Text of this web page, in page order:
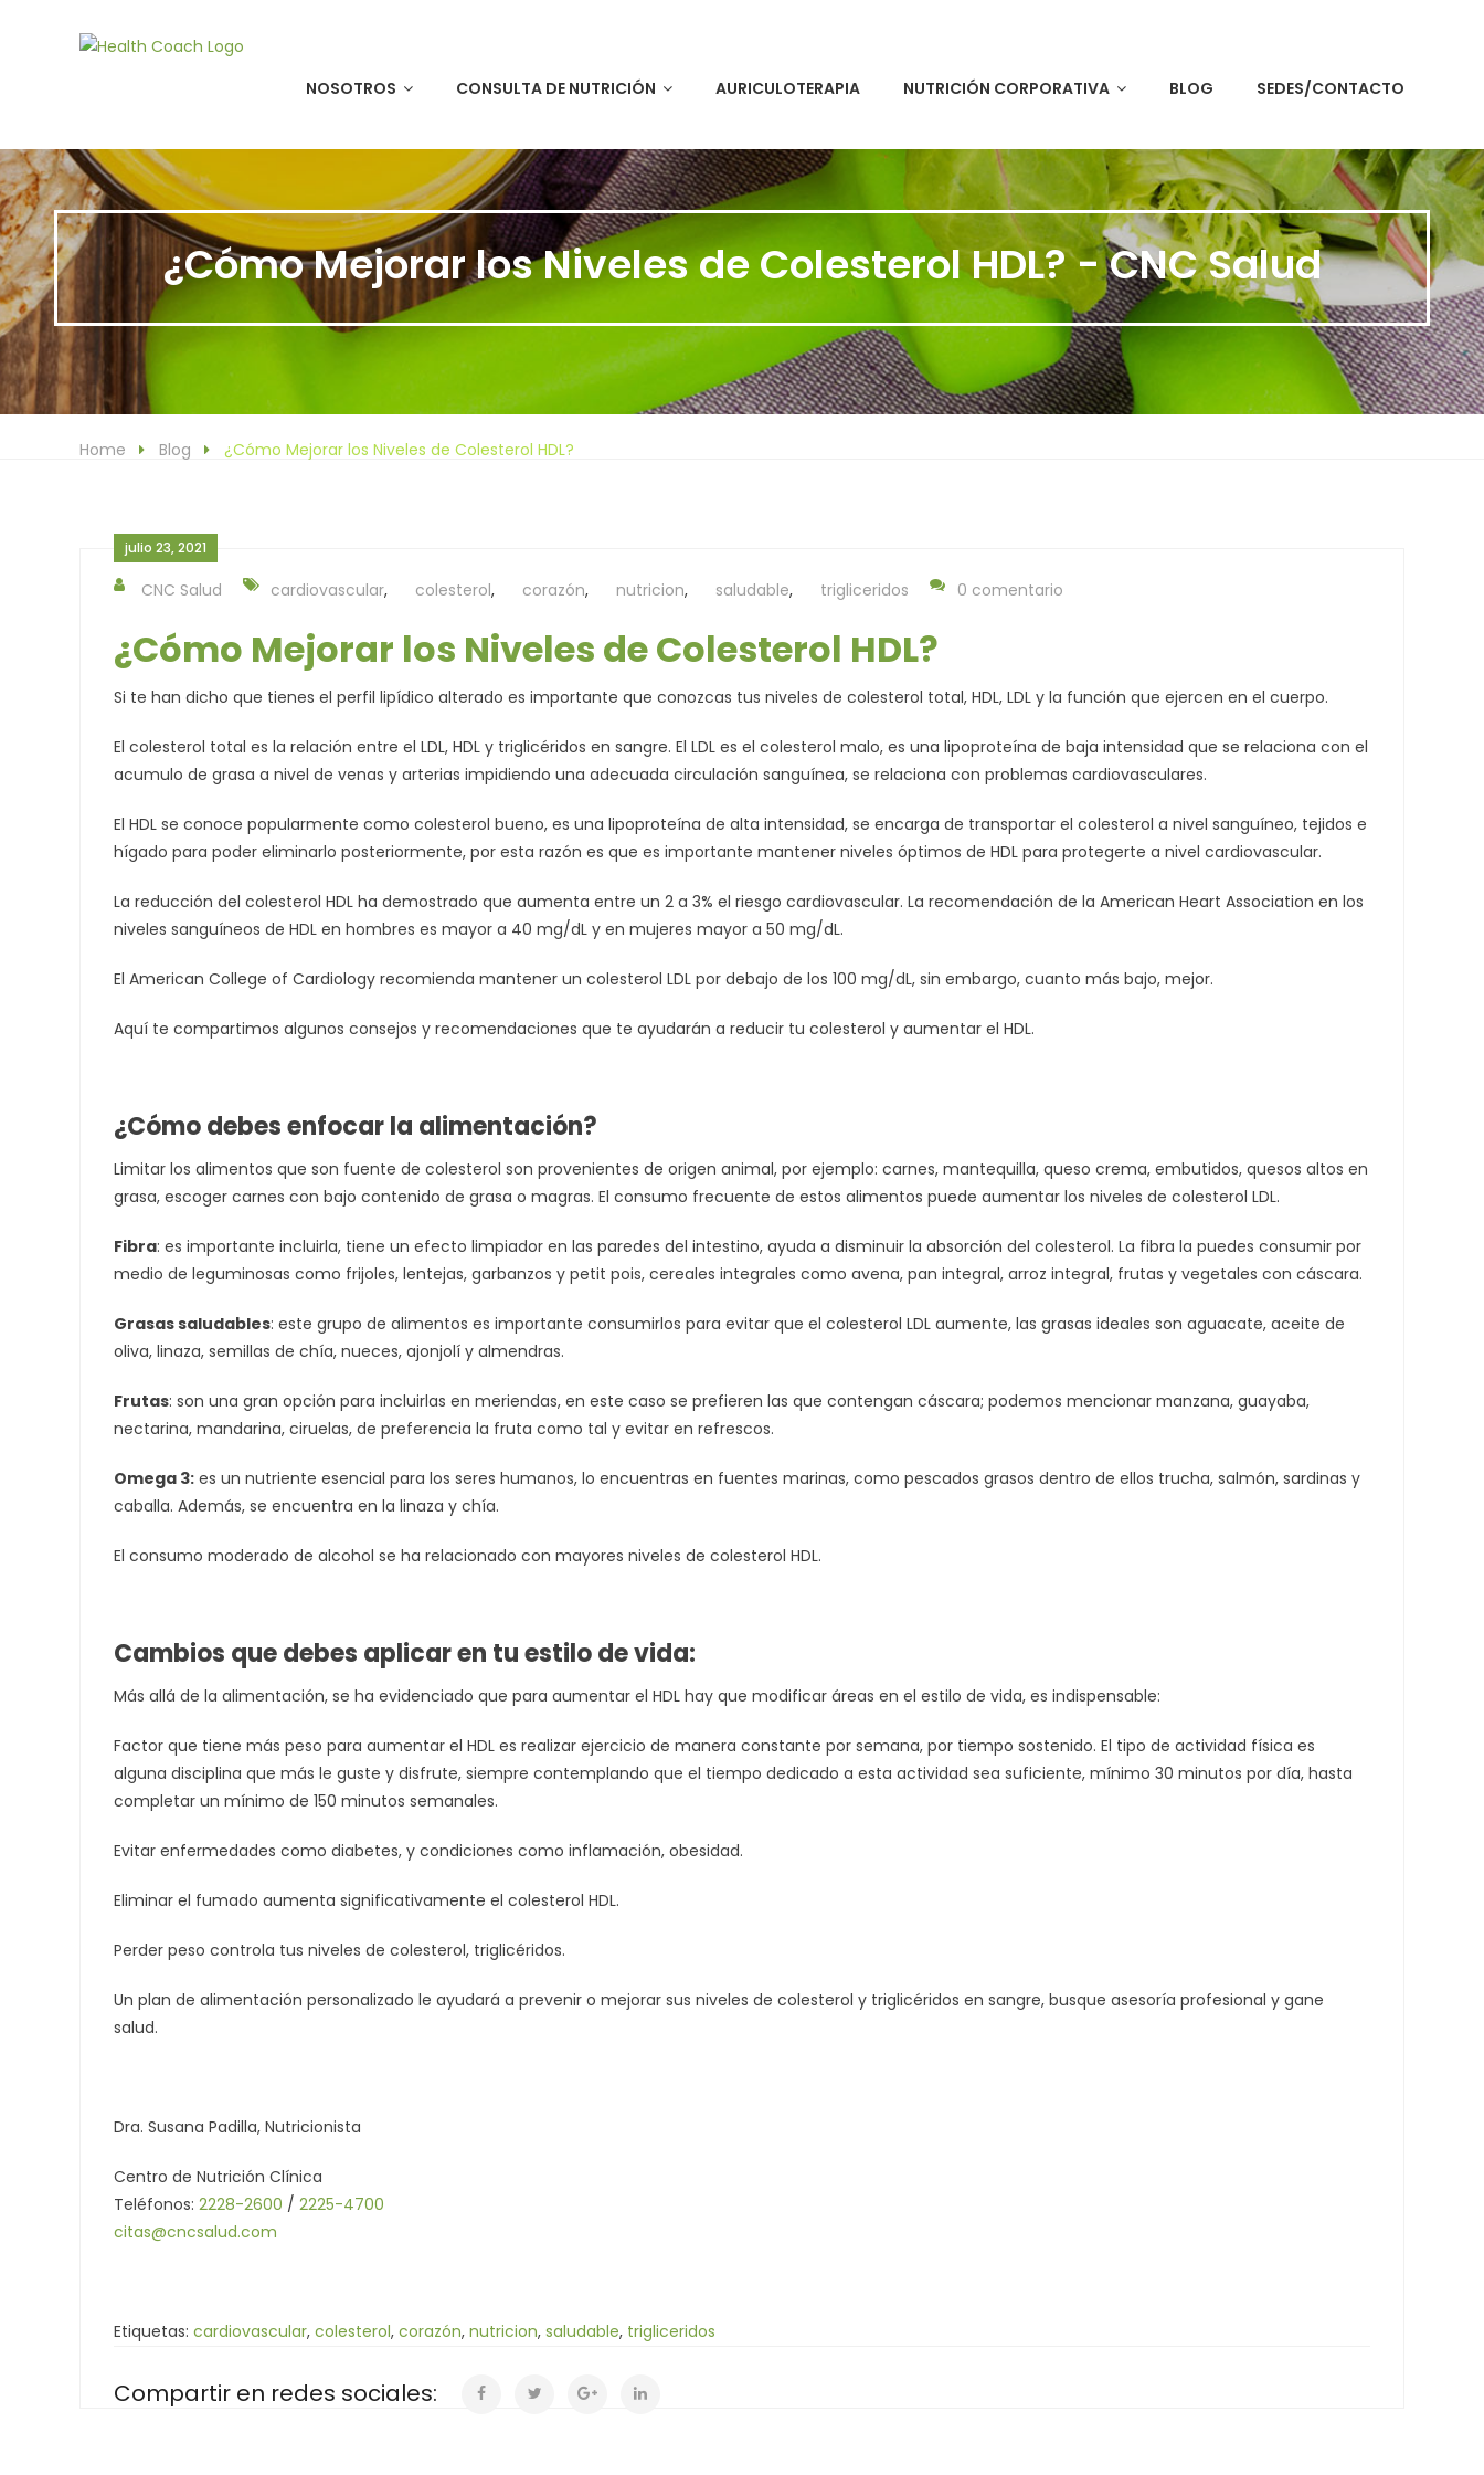
+506 4001-7666/+506 6448-5571
NOSOTROS CONSULTA DE NUTRICIÓN AURICULOTERAPIA NUTRICIÓN CORPORATIVA BLOG SEDES/CONTACTO
¿Cómo Mejorar los Niveles de Colesterol HDL? - CNC Salud
Home Blog ¿Cómo Mejorar los Niveles de Colesterol HDL?
julio 23, 2021
CNC Salud cardiovascular, colesterol, corazón, nutricion, saludable, trigliceridos 0 comentario
¿Cómo Mejorar los Niveles de Colesterol HDL?
Si te han dicho que tienes el perfil lipídico alterado es importante que conozcas tus niveles de colesterol total, HDL, LDL y la función que ejercen en el cuerpo.
El colesterol total es la relación entre el LDL, HDL y triglicéridos en sangre. El LDL es el colesterol malo, es una lipoproteína de baja intensidad que se relaciona con el
acumulo de grasa a nivel de venas y arterias impidiendo una adecuada circulación sanguínea, se relaciona con problemas cardiovasculares.
El HDL se conoce popularmente como colesterol bueno, es una lipoproteína de alta intensidad, se encarga de transportar el colesterol a nivel sanguíneo, tejidos e
hígado para poder eliminarlo posteriormente, por esta razón es que es importante mantener niveles óptimos de HDL para protegerte a nivel cardiovascular.
La reducción del colesterol HDL ha demostrado que aumenta entre un 2 a 3% el riesgo cardiovascular. La recomendación de la American Heart Association en los
niveles sanguíneos de HDL en hombres es mayor a 40 mg/dL y en mujeres mayor a 50 mg/dL.
El American College of Cardiology recomienda mantener un colesterol LDL por debajo de los 100 mg/dL, sin embargo, cuanto más bajo, mejor.
Aquí te compartimos algunos consejos y recomendaciones que te ayudarán a reducir tu colesterol y aumentar el HDL.
¿Cómo debes enfocar la alimentación?
Limitar los alimentos que son fuente de colesterol son provenientes de origen animal, por ejemplo: carnes, mantequilla, queso crema, embutidos, quesos altos en
grasa, escoger carnes con bajo contenido de grasa o magras. El consumo frecuente de estos alimentos puede aumentar los niveles de colesterol LDL.
Fibra: es importante incluirla, tiene un efecto limpiador en las paredes del intestino, ayuda a disminuir la absorción del colesterol. La fibra la puedes consumir por
medio de leguminosas como frijoles, lentejas, garbanzos y petit pois, cereales integrales como avena, pan integral, arroz integral, frutas y vegetales con cáscara.
Grasas saludables: este grupo de alimentos es importante consumirlos para evitar que el colesterol LDL aumente, las grasas ideales son aguacate, aceite de
oliva, linaza, semillas de chía, nueces, ajonjolí y almendras.
Frutas: son una gran opción para incluirlas en meriendas, en este caso se prefieren las que contengan cáscara; podemos mencionar manzana, guayaba,
nectarina, mandarina, ciruelas, de preferencia la fruta como tal y evitar en refrescos.
Omega 3: es un nutriente esencial para los seres humanos, lo encuentras en fuentes marinas, como pescados grasos dentro de ellos trucha, salmón, sardinas y
caballa. Además, se encuentra en la linaza y chía.
El consumo moderado de alcohol se ha relacionado con mayores niveles de colesterol HDL.
Cambios que debes aplicar en tu estilo de vida:
Más allá de la alimentación, se ha evidenciado que para aumentar el HDL hay que modificar áreas en el estilo de vida, es indispensable:
Factor que tiene más peso para aumentar el HDL es realizar ejercicio de manera constante por semana, por tiempo sostenido. El tipo de actividad física es
alguna disciplina que más le guste y disfrute, siempre contemplando que el tiempo dedicado a esta actividad sea suficiente, mínimo 30 minutos por día, hasta
completar un mínimo de 150 minutos semanales.
Evitar enfermedades como diabetes, y condiciones como inflamación, obesidad.
Eliminar el fumado aumenta significativamente el colesterol HDL.
Perder peso controla tus niveles de colesterol, triglicéridos.
Un plan de alimentación personalizado le ayudará a prevenir o mejorar sus niveles de colesterol y triglicéridos en sangre, busque asesoría profesional y gane
salud.
Dra. Susana Padilla, Nutricionista
Centro de Nutrición Clínica
Teléfonos: 2228-2600 / 2225-4700
citas@cncsalud.com
Etiquetas: cardiovascular, colesterol, corazón, nutricion, saludable, trigliceridos
Compartir en redes sociales: